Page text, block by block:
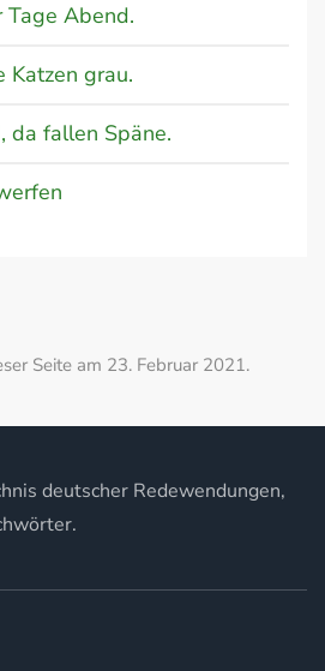
Tage Abend.
Katzen grau.
da fallen Späne.
Seite am 23. Februar 2021.
deutscher Redewendungen,